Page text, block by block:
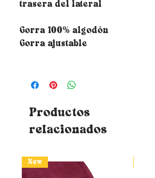
trasera del lateral
Gorra 100% algodón
Gorra ajustable
Productos
relacionados
New